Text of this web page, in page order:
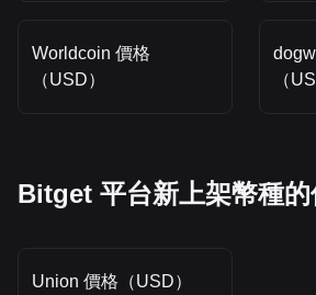
Worldcoin 價格
（USD）
（
Bitget 平台新上架幣種的
Union 價格（USD）